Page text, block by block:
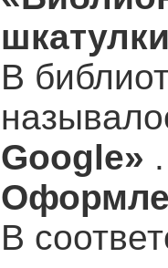
В
Google» .
В